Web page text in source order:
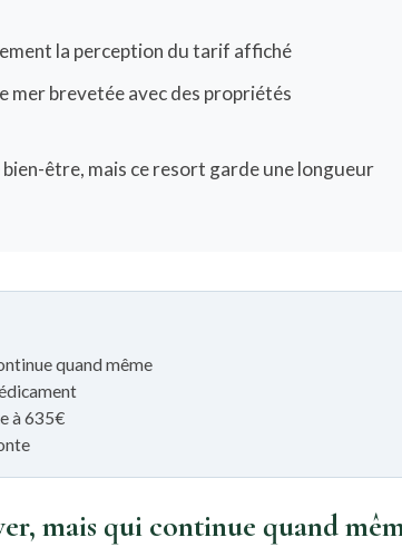
la perception du tarif affiché
mer brevetée avec des propriétés
être, mais ce resort garde une longueur
quand même
à 635€
mais qui continue quand